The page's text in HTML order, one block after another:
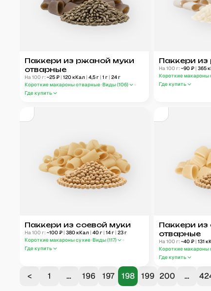
Паккери из ржаной муки
отварные
На 100 г: ~25₽ | 120кКал | 4,5г | 1 г | 24г
Короткие макароны отварные Виды (106)
Где купить
Паккери из
На 100 г: ~90₽ | 365
Короткие макароны
Где купить
Паккери из соевой муки
На 100 г: ~100₽ | 380кКал | 40г | 14г | 23г
Короткие макароны сухие Виды (117)
Где купить
Паккери из
отварные
На 100 г: ~40₽ | 131
Короткие макароны
Где купить
< 1 … 196 197 198 199 200 …